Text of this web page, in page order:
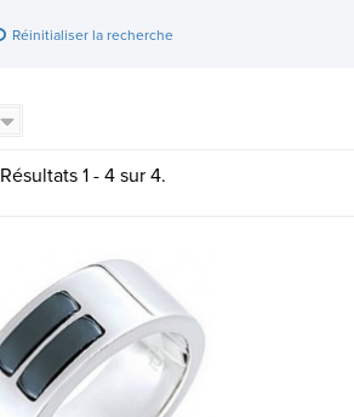
Réinitialiser la recherche
Résultats 1 - 4 sur 4.